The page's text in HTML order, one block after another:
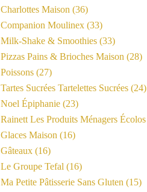
Charlottes Maison (36)
Companion Moulinex (33)
Milk-Shake & Smoothies (33)
Pizzas Pains & Brioches Maison (28)
Poissons (27)
Tartes Sucrées Tartelettes Sucrées (24)
Noel Épiphanie (23)
Rainett Les Produits Ménagers Écolos
Glaces Maison (16)
Gâteaux (16)
Le Groupe Tefal (16)
Ma Petite Pâtisserie Sans Gluten (15)